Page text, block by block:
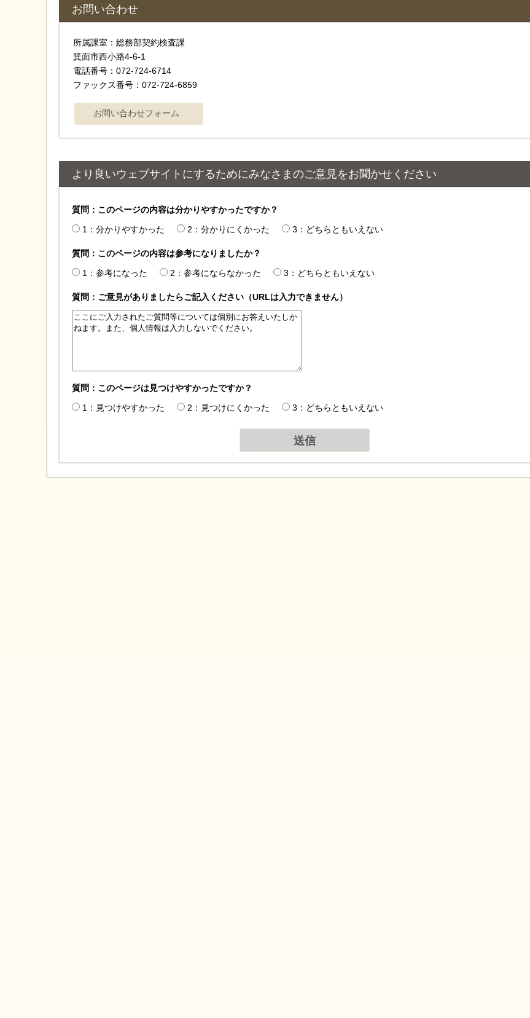
お問い合わせ
所属課室：総務部契約検査課
箕面市西小路4‐6‐1
電話番号：072-724-6714
ファックス番号：072-724-6859
より良いウェブサイトにするためにみなさまのご意見をお聞かせください
質問：このページの内容は分かりやすかったですか？
1：分かりやすかった
2：分かりにくかった 3：どちらともいえない
質問：このページの内容は参考になりましたか？
1：参考になった
2：参考にならなかった 3：どちらともいえない
質問：ご意見がありましたらご記入ください（URLは入力できません）
質問：このページは見つけやすかったですか？
1：見つけやすかった
2：見つけにくかった 3：どちらともいえない